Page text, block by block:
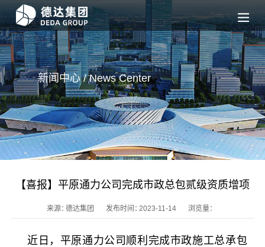
新闻中心 / NewsCenter
【喜报】平原通力公司完成市政总包贰级资质增项
来源：德达集团 发布时间：2023-11-14 浏览量：
近日，平原通力公司顺利完成市政施工总承包